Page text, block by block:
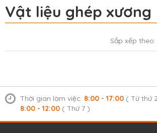
Vật liệu ghép xương
Sắp xếp theo:
Thời gian làm việc: 8:00 - 17:00 ( Từ thứ
8:00 - 12:00 ( Thứ 7 )